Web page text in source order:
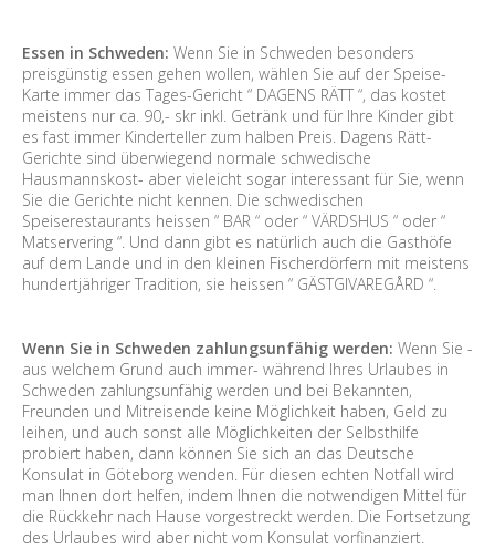
Essen in Schweden: Wenn Sie in Schweden besonders
preisgünstig essen gehen wollen, wählen Sie auf der Speise-
Karte immer das Tages-Gericht “ DAGENS RÄTT “, das kostet
meistens nur ca. 90,- skr inkl. Getränk und für Ihre Kinder gibt
es fast immer Kinderteller zum halben Preis. Dagens Rätt-
Gerichte sind überwiegend normale schwedische
Hausmannskost- aber vieleicht sogar interessant für Sie, wenn
Sie die Gerichte nicht kennen. Die schwedischen
Speiserestaurants heissen “ BAR “ oder “ VÄRDSHUS “ oder “
Matservering “. Und dann gibt es natürlich auch die Gasthöfe
auf dem Lande und in den kleinen Fischerdörfern mit meistens
hundertjähriger Tradition, sie heissen “ GÄSTGIVAREGÅRD “.
Wenn Sie in Schweden zahlungsunfähig werden: Wenn Sie -
aus welchem Grund auch immer- während Ihres Urlaubes in
Schweden zahlungsunfähig werden und bei Bekannten,
Freunden und Mitreisende keine Möglichkeit haben, Geld zu
leihen, und auch sonst alle Möglichkeiten der Selbsthilfe
probiert haben, dann können Sie sich an das Deutsche
Konsulat in Göteborg wenden. Für diesen echten Notfall wird
man Ihnen dort helfen, indem Ihnen die notwendigen Mittel für
die Rückkehr nach Hause vorgestreckt werden. Die Fortsetzung
des Urlaubes wird aber nicht vom Konsulat vorfinanziert.